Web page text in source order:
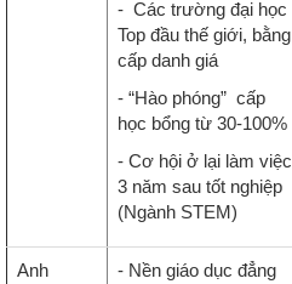
- Các trường đại học
Top đầu thế giới, bằng
cấp danh giá
- “Hào phóng” cấp
học bổng từ 30-100%
- Cơ hội ở lại làm việc
3 năm sau tốt nghiệp
(Ngành STEM)
Anh
- Nền giáo dục đẳng